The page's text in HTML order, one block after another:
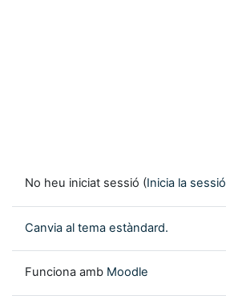
No heu iniciat sessió (Inicia la sessió
Canvia al tema estàndard.
Funciona amb Moodle